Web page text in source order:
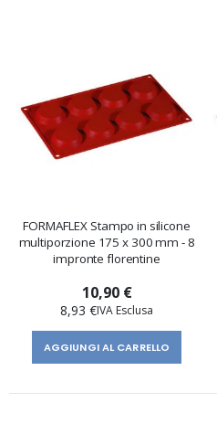
FORMAFLEX Stampo in silicone
multiporzione 175 x 300 mm - 8
impronte florentine
10,90 €
8,93 €
AGGIUNGI AL CARRELLO